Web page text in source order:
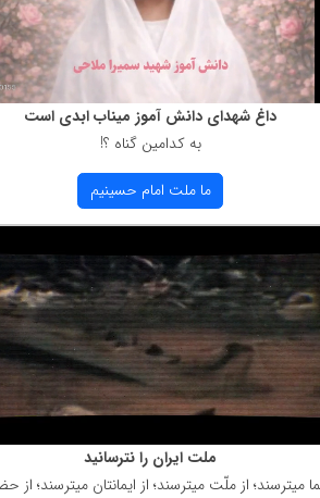
داغ شهدای دانش آموز میناب ابدی است
به كدامین گناه ؟!
ما ملت امام حسینیم
ملت ایران را نترسانید
میترسند؛ از ملّت میترسند؛ از ایمانتان میترسند؛ از